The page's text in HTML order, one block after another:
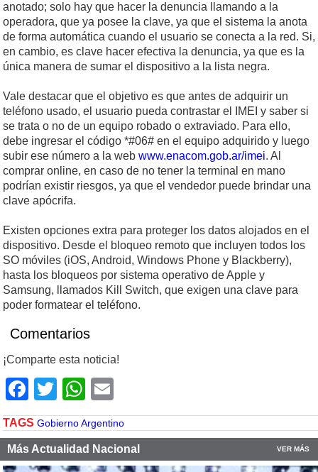
anotado; solo hay que hacer la denuncia llamando a la
operadora, que ya posee la clave, ya que el sistema la anota
de forma automática cuando el usuario se conecta a la red. Si,
en cambio, es clave hacer efectiva la denuncia, ya que es la
única manera de sumar el dispositivo a la lista negra.
Vale destacar que el objetivo es que antes de adquirir un
teléfono usado, el usuario pueda contrastar el IMEI y saber si
se trata o no de un equipo robado o extraviado. Para ello,
debe ingresar el código *#06# en el equipo adquirido y luego
subir ese número a la web www.enacom.gob.ar/imei. Al
comprar online, en caso de no tener la terminal en mano
podrían existir riesgos, ya que el vendedor puede brindar una
clave apócrifa.
Existen opciones extra para proteger los datos alojados en el
dispositivo. Desde el bloqueo remoto que incluyen todos los
SO móviles (iOS, Android, Windows Phone y Blackberry),
hasta los bloqueos por sistema operativo de Apple y
Samsung, llamados Kill Switch, que exigen una clave para
poder formatear el teléfono.
Comentarios
¡Comparte esta noticia!
Facebook
TwitterWhatsApp
TAGS Gobierno Argentino
Más Actualidad Nacional VER MÁS